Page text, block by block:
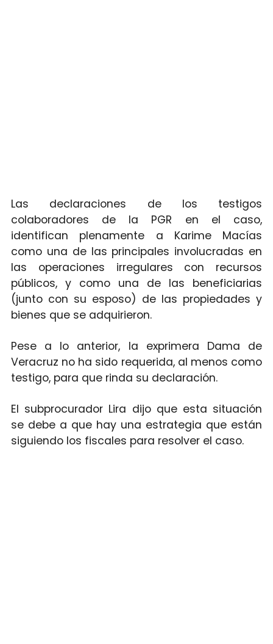
Las declaraciones de los testigos
colaboradores de la PGR en el caso,
identifican plenamente a Karime Macías
como una de las principales involucradas en
las operaciones irregulares con recursos
públicos, y como una de las beneficiarias
(junto con su esposo) de las propiedades y
bienes que se adquirieron.
Pese a lo anterior, la exprimera Dama de
Veracruz no ha sido requerida, al menos como
testigo, para que rinda su declaración.
El subprocurador Lira dijo que esta situación
se debe a que hay una estrategia que están
siguiendo los fiscales para resolver el caso.